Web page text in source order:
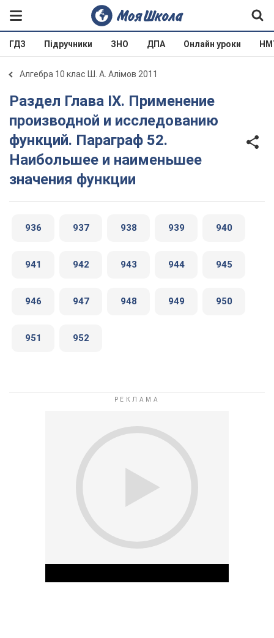
ГДЗ Підручники ЗНО ДПА Онлайн уроки
Алгебра 10 клас Ш. А. Алімов 2011
Раздел Глава IX. Применение
производной и исследованию
функций. Параграф 52.
Наибольшее и наименьшее
значения функции
936 937 938 939 940
941 942 943 944 945
946 947 948 949 950
951 952